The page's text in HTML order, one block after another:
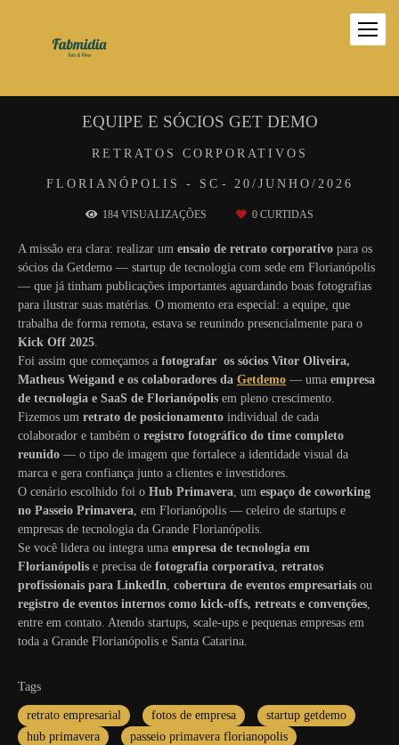
RETRATOS CORPORATIVOS
FLORIANÓPOLIS - SC 20/JUNHO/2026
EQUIPE E SÓCIOS GET DEMO
184 VISUALIZAÇÕES 0 CURTIDAS
A missão era clara: realizar um ensaio de retrato corporativo para os
sócios da Getdemo — startup de tecnologia com sede em Florianópolis
— que já tinham publicações importantes aguardando boas fotografias
para ilustrar suas matérias. O momento era especial: a equipe, que
trabalha de forma remota, estava se reunindo presencialmente para o
Kick Off 2025.
Foi assim que começamos a fotografar os sócios Vitor Oliveira,
Matheus Weigand e os colaboradores da Getdemo — uma empresa
de tecnologia e SaaS de Florianópolis em pleno crescimento.
Fizemos um retrato de posicionamento individual de cada
colaborador e também o registro fotográfico do time completo
reunido — o tipo de imagem que fortalece a identidade visual da
marca e gera confiança junto a clientes e investidores.
O cenário escolhido foi o Hub Primavera, um espaço de coworking
no Passeio Primavera, em Florianópolis — celeiro de startups e
empresas de tecnologia da Grande Florianópolis.
Se você lidera ou integra uma empresa de tecnologia em
Florianópolis e precisa de fotografia corporativa, retratos
profissionais para LinkedIn, cobertura de eventos empresariais ou
registro de eventos internos como kick-offs, retreats e convenções,
entre em contato. Atendo startups, scale-ups e pequenas empresas em
toda a Grande Florianópolis e Santa Catarina.
Tags
retrato empresarial fotos de empresa
startup getdemo
hub primavera
passeio primavera florianopolis